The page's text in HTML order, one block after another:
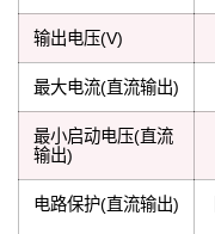
输出电压(V)
最大电流(直流输出)
最小启动电压(直流
输出)
电路保护(直流输出)